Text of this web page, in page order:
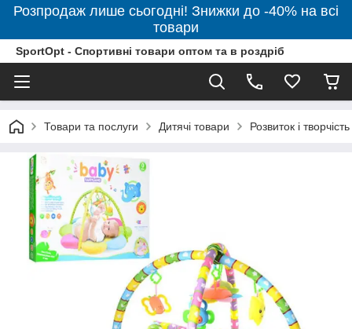
Розпродаж лише сьогодні! Знижки до -40% на всі
товари
SportOpt - Спортивні товари оптом та в роздріб
Товари та послуги Дитячі товари Розвиток і творчість